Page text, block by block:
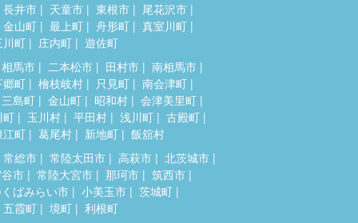
長井市 天童市 東根市
尾花沢市
金山町
最上町 舟形町
真室川町
川町
庄内町
遊佐町
相馬市
二本松市 田村市
南相馬市
郷町
檜枝岐村 只見町
南会津町
三島町
金山町 昭和村
会津美里町
町
玉川村 平田村 浅川町
古殿町
江町
葛尾村 新地町
飯舘村
常総市
常陸太田市 高萩市
北茨城市
市
常陸大宮市 那珂市
筑西市
ばみらい市
小美玉市
茨城町
五霞町
境町
利根町